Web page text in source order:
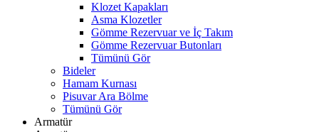
Klozet Kapakları
Asma Klozetler
Gömme Rezervuar ve İç Takım
Gömme Rezervuar Butonları
Tümünü Gör
Bideler
Hamam Kurnası
Pisuvar Ara Bölme
Tümünü Gör
Armatür